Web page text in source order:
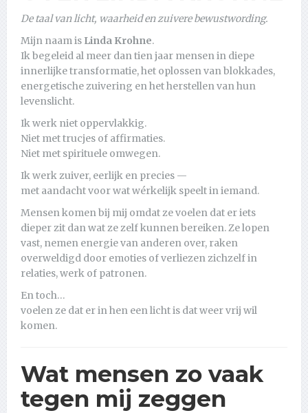
De taal van licht, waarheid en zuivere bewustwording.
Mijn naam is Linda Krohne.
Ik begeleid al meer dan tien jaar mensen in diepe
innerlijke transformatie, het oplossen van blokkades,
energetische zuivering en het herstellen van hun
levenslicht.
Ik werk niet oppervlakkig.
Niet met trucjes of affirmaties.
Niet met spirituele omwegen.
Ik werk zuiver, eerlijk en precies —
met aandacht voor wat wérkelijk speelt in iemand.
Mensen komen bij mij omdat ze voelen dat er iets
dieper zit dan wat ze zelf kunnen bereiken. Ze lopen
vast, nemen energie van anderen over, raken
overweldigd door emoties of verliezen zichzelf in
relaties, werk of patronen.
En toch…
voelen ze dat er in hen een licht is dat weer vrij wil
komen.
Wat mensen zo vaak
tegen mij zeggen